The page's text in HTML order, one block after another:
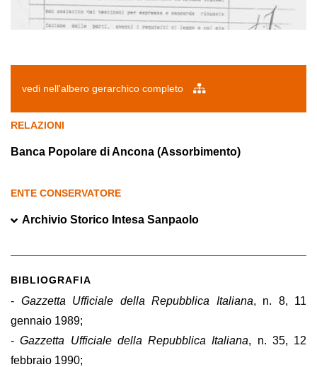
vedi nell'albero gerarchico completo
RELAZIONI
Banca Popolare di Ancona (Assorbimento)
ENTE CONSERVATORE
Archivio Storico Intesa Sanpaolo
BIBLIOGRAFIA
- Gazzetta Ufficiale della Repubblica Italiana, n. 8, 11
gennaio 1989;
-Gazzetta Ufficiale della Repubblica Italiana, n. 35, 12
febbraio 1990;